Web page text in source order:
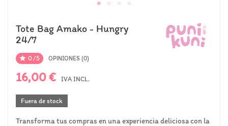
Tote Bag Amako - Hungry
24/7
 0/5 OPINIONES (0)
16,00 € IVA INCL.
Fuera de stock
Transforma tus compras en una experiencia deliciosa con la